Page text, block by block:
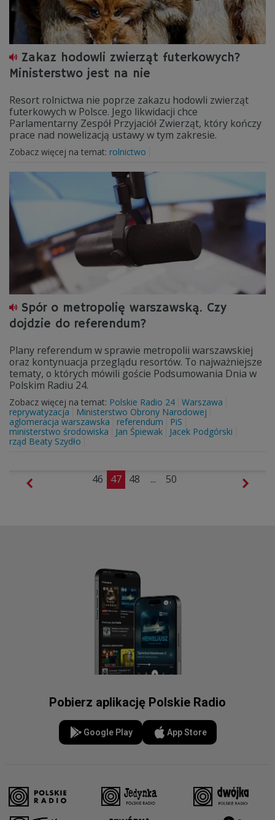
Zakaz hodowli zwierząt futerkowych?
Ministerstwo jest na nie
Resort rolnictwa nie poprze zakazu hodowli zwierząt
futerkowych w Polsce. Jego likwidacji chce
Parlamentarny Zespół Przyjaciół Zwierząt, który kończy
prace nad nowelizacją ustawy w tym zakresie.
Zobacz więcej na temat: rolnictwo
Spór o metropolię warszawską. Czy
dojdzie do referendum?
Plany referendum w sprawie metropolii warszawskiej
oraz kontynuacja przeglądu resortów. To najważniejsze
tematy, o których mówili goście Podsumowania Dnia w
Polskim Radiu 24.
Zobacz więcej na temat: Polskie Radio 24 Warszawa
reprywatyzacja
Ministerstwo Obrony Narodowej
aglomeracja warszawska
referendum
PiS
ministerstwo środowiska
Jan Śpiewak
Jacek Podgórski
rząd Beaty Szydło
46 47 48 ... 50
Pobierz aplikację Polskie Radio
Google Play App Store